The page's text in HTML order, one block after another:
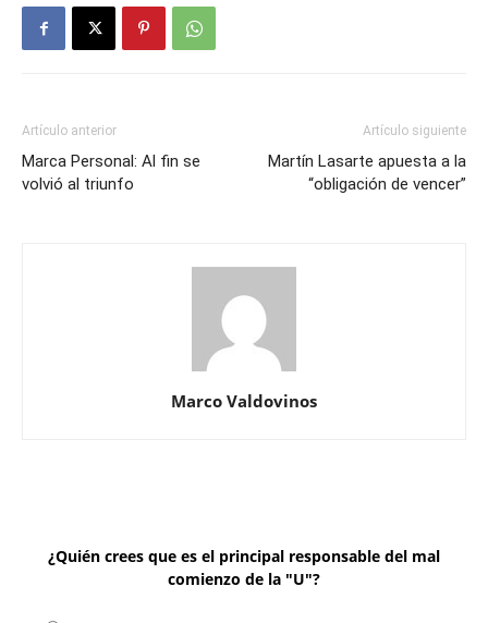
Artículo anterior
Marca Personal: Al fin se
volvió al triunfo
Artículo siguiente
Martín Lasarte apuesta a la
“obligación de vencer”
Marco Valdovinos
¿Quién crees que es el principal responsable del mal
comienzo de la "U"?